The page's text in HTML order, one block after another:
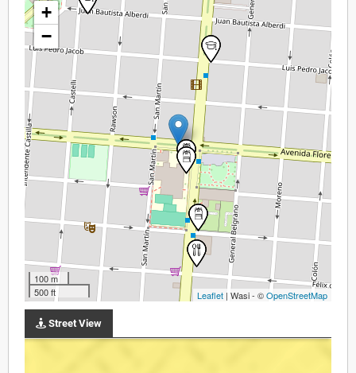
+
−
100 m
500 ft
Leaflet | Wasi - ©OpenStreetMap
Street View